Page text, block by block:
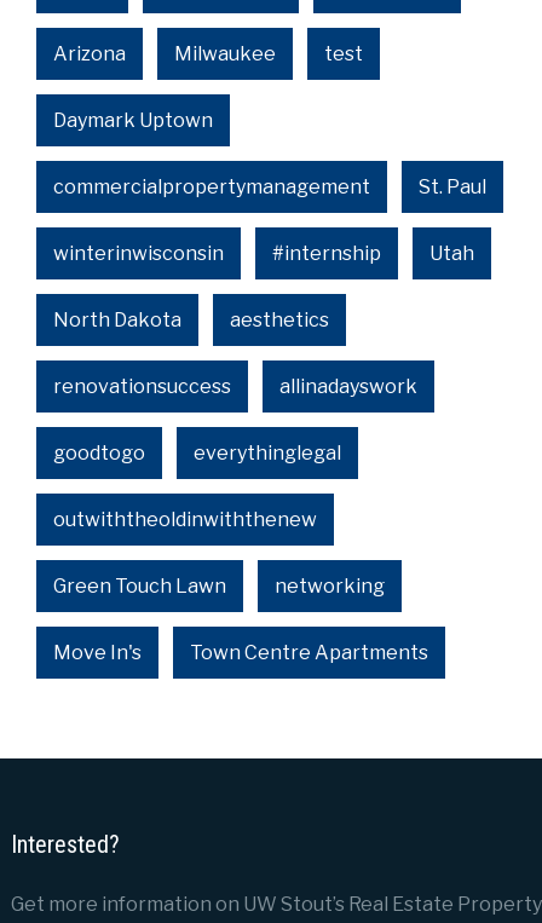
Arizona Milwaukee test
Daymark Uptown
commercialpropertymanagement St. Paul
winterinwisconsin #internship Utah
North Dakota aesthetics
renovationsuccess allinadayswork
goodtogo everythinglegal
outwiththeoldinwiththenew
Green Touch Lawn networking
Move In's Town Centre Apartments
Interested?
Get more information on UW Stout’s Real Estate Property